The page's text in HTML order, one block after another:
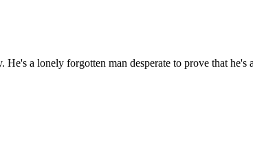
a lonely forgotten man desperate to prove that he's